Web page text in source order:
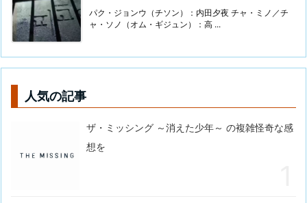
パク・ジョンウ（チソン）：内田夕夜 チャ・ミノ／チ
ャ・ソノ（オム・ギジュン）：高 ...
人気の記事
ザ・ミッシング ～消えた少年～ の複雑怪奇な感
想を